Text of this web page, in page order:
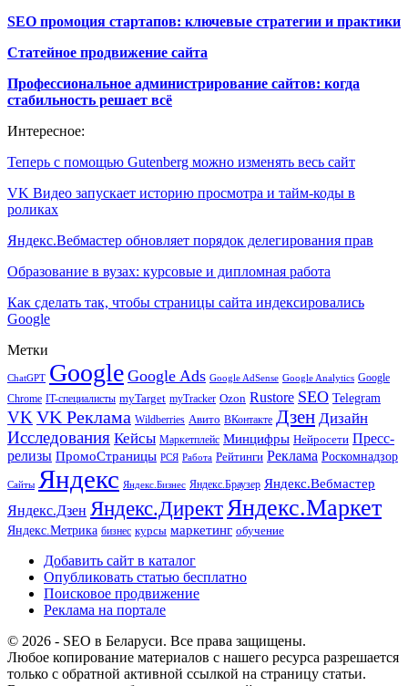
SEO промоция стартапов: ключевые стратегии и практики
Статейное продвижение сайта
Профессиональное администрирование сайтов: когда
стабильность решает всё
Интересное:
Теперь с помощью Gutenberg можно изменять весь сайт
VK Видео запускает историю просмотра и тайм-коды в
роликах
Яндекс.Вебмастер обновляет порядок делегирования прав
Образование в вузах: курсовые и дипломная работа
Как сделать так, чтобы страницы сайта индексировались
Google
Метки
ChatGPT Google Google Ads Google AdSense Google Analytics Google
Chrome IT-специалисты myTarget myTracker Ozon Rustore SEO Telegram
VK VK Реклама Wildberries Авито ВКонтакте Дзен Дизайн
Исследования Кейсы Маркетплейс Минцифры Нейросети Пресс-
релизы ПромоСтраницы РСЯ Работа Рейтинги Реклама Роскомнадзор
Сайты Яндекс Яндекс.Бизнес Яндекс.Браузер Яндекс.Вебмастер
Яндекс.Дзен Яндекс.ДиректЯндекс.Маркет
Яндекс.Метрика бизнес курсы маркетинг обучение
Добавить сайт в каталог
Опубликовать статью бесплатно
Поисковое продвижение
Реклама на портале
© 2026 - SEO в Беларуси. Все права защищены.
Любое копирование материалов с нашего ресурса разрешается
только с обратной активной ссылкой на страницу статьи.